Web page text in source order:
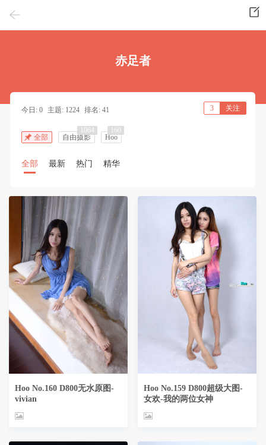
赤足者
今日: 0 主题: 1224 排名: 41 3 关注
全部 自由摄影
1064
Hoo
160
全部 最新 热门 精华
Hoo No.160 D800无水原图-
vivian
Hoo No.159 D800超级大图-
女欢-我的两位女神